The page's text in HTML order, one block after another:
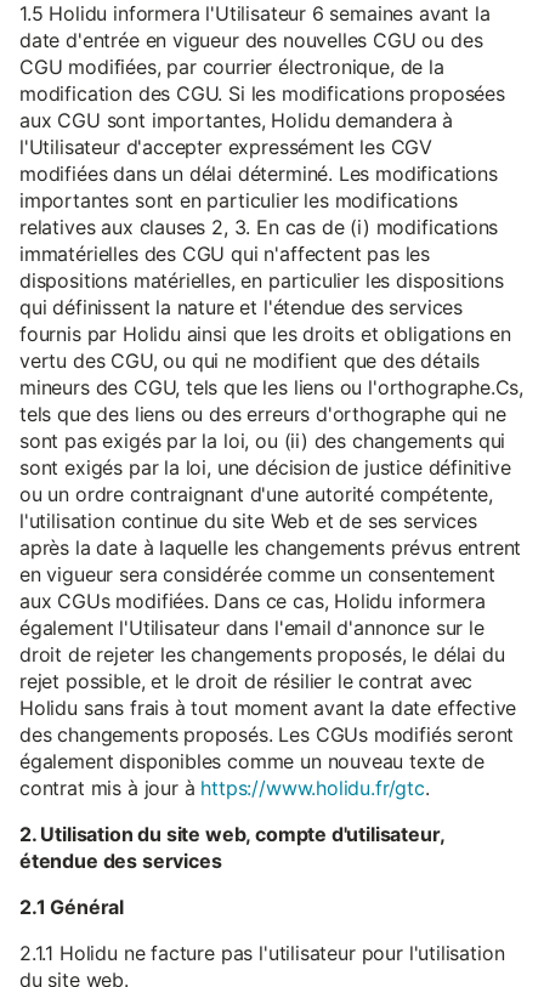
1.5 Holidu informera l'Utilisateur 6 semaines avant la
date d'entrée en vigueur des nouvelles CGU ou des
CGU modifiées, par courrier électronique, de la
modification des CGU. Si les modifications proposées
aux CGU sont importantes, Holidu demandera à
l'Utilisateur d'accepter expressément les CGV
modifiées dans un délai déterminé. Les modifications
importantes sont en particulier les modifications
relatives aux clauses 2, 3. En cas de (i) modifications
immatérielles des CGU qui n'affectent pas les
dispositions matérielles, en particulier les dispositions
qui définissent la nature et l'étendue des services
fournis par Holidu ainsi que les droits et obligations en
vertu des CGU, ou qui ne modifient que des détails
mineurs des CGU, tels que les liens ou l'orthographe.Cs,
tels que des liens ou des erreurs d'orthographe qui ne
sont pas exigés par la loi, ou (ii) des changements qui
sont exigés par la loi, une décision de justice définitive
ou un ordre contraignant d'une autorité compétente,
l'utilisation continue du site Web et de ses services
après la date à laquelle les changements prévus entrent
en vigueur sera considérée comme un consentement
aux CGUs modifiées. Dans ce cas, Holidu informera
également l'Utilisateur dans l'email d'annonce sur le
droit de rejeter les changements proposés, le délai du
rejet possible, et le droit de résilier le contrat avec
Holidu sans frais à tout moment avant la date effective
des changements proposés. Les CGUs modifiés seront
également disponibles comme un nouveau texte de
contrat mis à jour à https://www.holidu.fr/gtc.
2. Utilisation du site web, compte d'utilisateur,
étendue des services
2.1 Général
2.1.1 Holidu ne facture pas l'utilisateur pour l'utilisation
du site web.